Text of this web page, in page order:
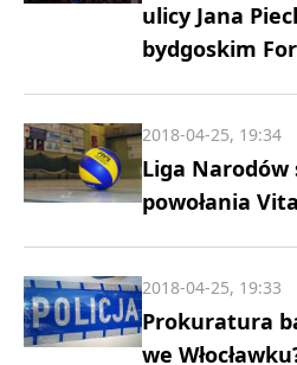
ulicy Jana
bydgoskim
Liga
powołania
2018-04-25, 19:34
Prokuratura
we
2018-04-25, 19:33